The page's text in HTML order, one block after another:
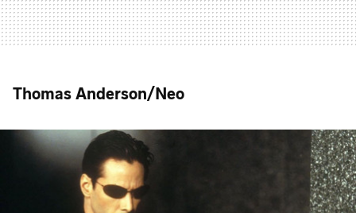
Thomas Anderson/Neo